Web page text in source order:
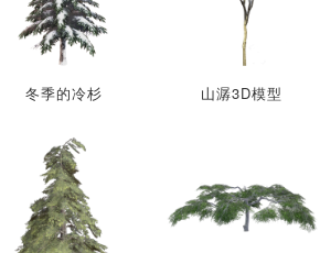
冬季的冷杉 山潺3D模型